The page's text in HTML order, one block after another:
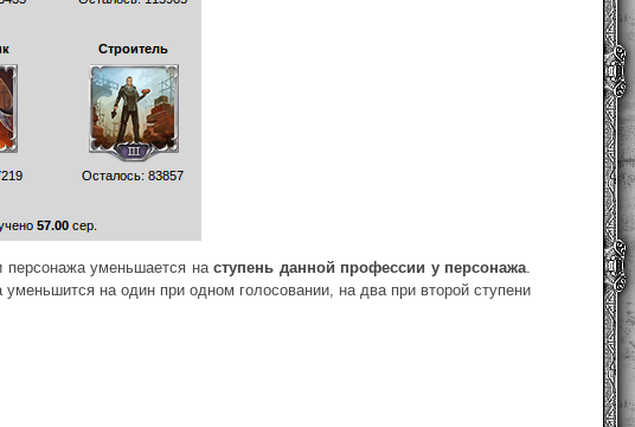
персонажа уменьшается наступень данной профессии у персонажа
на один при одном голосовании, на два при второй ступени